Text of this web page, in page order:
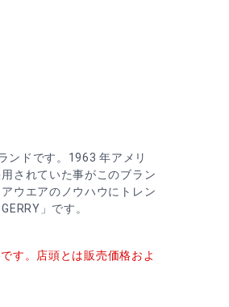
ンドです。1963 年アメリ
されていた事がこのブラン
ウエアのノウハウにトレン
」です。
す。店頭とは販売価格およ